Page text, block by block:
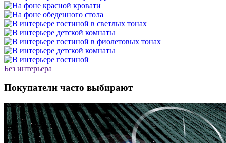
Без интерьера
Покупатели часто выбирают